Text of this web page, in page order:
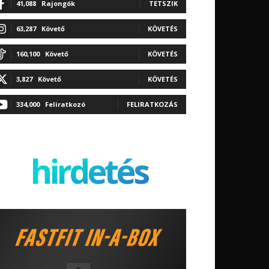
41,088 Rajongók TETSZIK
63,287 Követő KÖVETÉS
160,100 Követő KÖVETÉS
3,827 Követő KÖVETÉS
334,000 Feliratkozó FELIRATKOZÁS
hirdetés